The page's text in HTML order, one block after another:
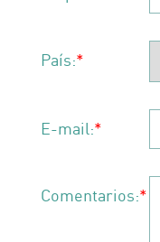
País:*
E-mail:*
Comentarios:*